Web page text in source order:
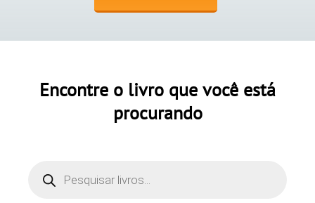
Encontre o livro que você está
procurando